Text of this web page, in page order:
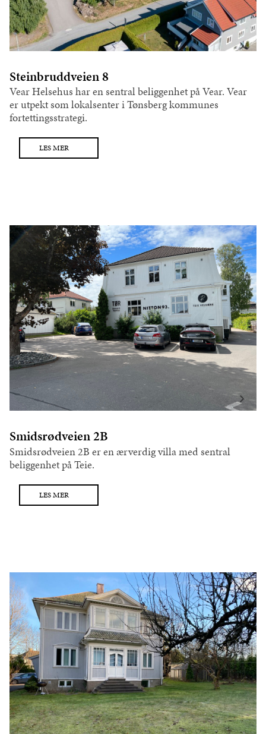
Steinbruddveien 8
Vear Helsehus har en sentral beliggenhet på Vear. Vear
er utpekt som lokalsenter i Tønsberg kommunes
fortettingsstrategi.
LES MER
Smidsrødveien 2B
Smidsrødveien 2B er en ærverdig villa med sentral
beliggenhet på Teie.
LES MER